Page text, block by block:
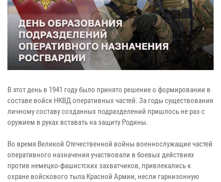
В этот день в 1941 году было принято решение о формировании в
составе войск НКВД оперативных частей. За годы существования
личному составу созданных подразделений пришлось не раз с
оружием в руках вставать на защиту Родины.
Во время Великой Отечественной войны военнослужащие частей
оперативного назначения участвовали в боевых действиях
против немецко-фашистских захватчиков, привлекались к
охране войскового тыла Красной Армии, несли гарнизонную